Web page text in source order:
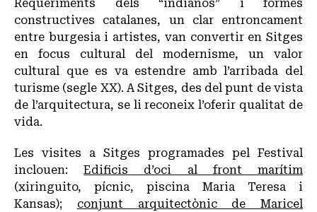
Requeriments dels “indianos” i formes
constructives catalanes, un clar entroncament
entre burgesia i artistes, van convertir en Sitges
en focus cultural del modernisme, un valor
cultural que es va estendre amb l’arribada del
turisme (segle XX). A Sitges, des del punt de vista
de l’arquitectura, se li reconeix l’oferir qualitat de
vida.
Les visites a Sitges programades pel Festival
inclouen:Edificis d’oci al front marítim
(xiringuito, pícnic, piscina Maria Teresa i
Kansas); conjunt arquitectònic de Maricel